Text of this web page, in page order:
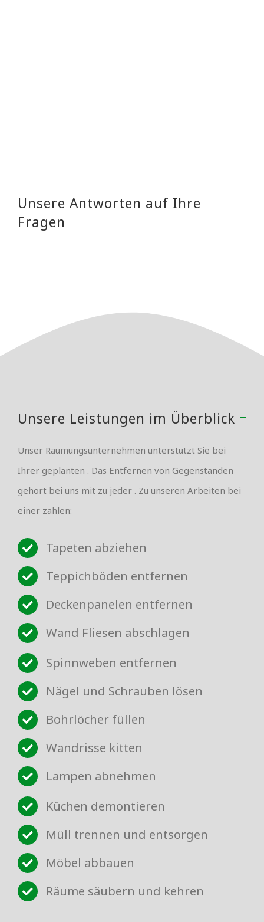
Unsere Antworten auf Ihre
Fragen
Unsere Leistungen im Überblick
Unser Räumungsunternehmen unterstützt Sie bei
Ihrer geplanten . Das Entfernen von Gegenständen
gehört bei uns mit zu jeder . Zu unseren Arbeiten bei
einer zählen:
Tapeten abziehen
Teppichböden entfernen
Deckenpanelen entfernen
Wand Fliesen abschlagen
Spinnweben entfernen
Nägel und Schrauben lösen
Bohrlöcher füllen
Wandrisse kitten
Lampen abnehmen
Küchen demontieren
Müll trennen und entsorgen
Möbel abbauen
Räume säubern und kehren